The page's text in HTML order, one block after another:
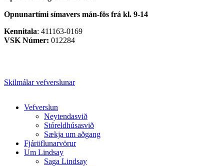
Opnunartími símavers mán-fös frá kl. 9-14
Kennitala: 411163-0169
VSK Númer: 012284
Skilmálar vefverslunar
Close
Vefverslun
Neytendasvið
Stóreldhúsasvið
Sækja um aðgang
Fjáröflunarvörur
Um Lindsay
Saga Lindsay